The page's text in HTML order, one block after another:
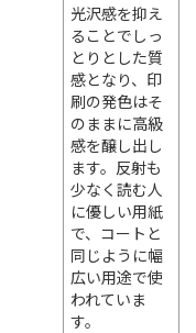
光沢感を抑え
ることでしっ
とりとした質
感となり、印
刷の発色はそ
のままに高級
感を醸し出し
ます。反射も
少なく読む人
に優しい用紙
で、コートと
同じように幅
広い用途で使
われていま
す。